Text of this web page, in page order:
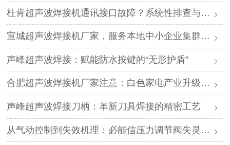
杜肯超声波焊接机通讯接口故障？系统性排查与专业解决方案
宣城超声波焊接机厂家，服务本地中小企业集群，声峰ODM贴牌助您轻装上阵
声峰超声波焊接：赋能防水按键的“无形护盾”
合肥超声波焊接机厂家注意：白色家电产业升级，声峰源头工厂诚邀加盟
声峰超声波焊接刀柄：革新刀具焊接的精密工艺
从气动控制到失效机理：必能信压力调节阀失灵的深度解析与专业修复